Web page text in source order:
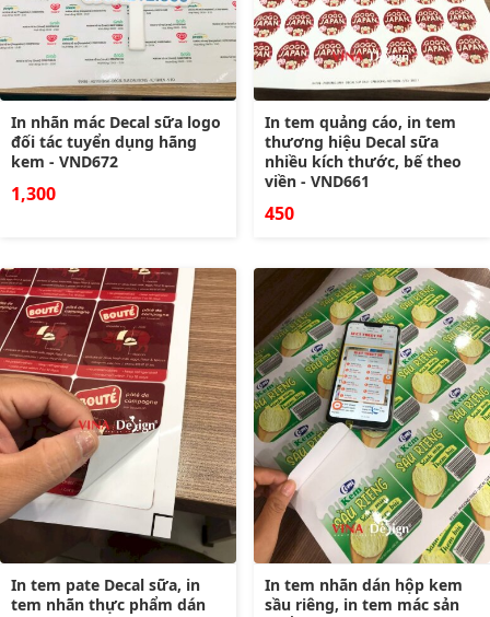
In nhãn mác Decal sữa logo
đối tác tuyển dụng hãng
kem - VND672
1,300
In tem quảng cáo, in tem
thương hiệu Decal sữa
nhiều kích thước, bế theo
viền - VND661
450
In tem pate Decal sữa, in
tem nhãn thực phẩm dán
In tem nhãn dán hộp kem
sầu riêng, in tem mác sản